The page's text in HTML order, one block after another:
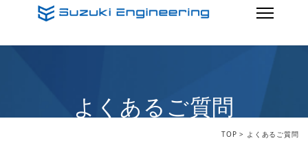
よくあるご質問
TOP > よくあるご質問